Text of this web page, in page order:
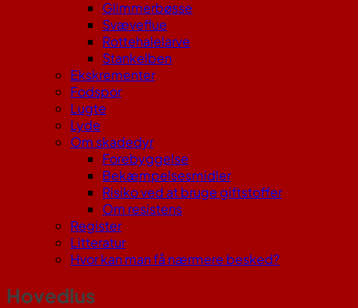
Glimmerbøsse
Svæveflue
Rottehalelarve
Stankelben
Ekskrementer
Fodspor
Lugte
Lyde
Om skadedyr
Forebyggelse
Bekæmpelsesmidler
Risiko ved at bruge giftstoffer
Om resistens
Register
Litteratur
Hvor kan man få nærmere besked?
Hovedlus